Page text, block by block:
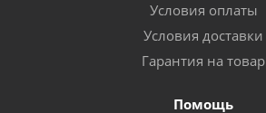
Условия оплаты
Условия доставки
Гарантия на товар
Помощь